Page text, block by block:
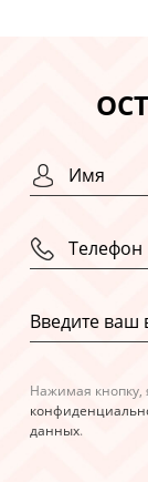
Нажимая
данных.